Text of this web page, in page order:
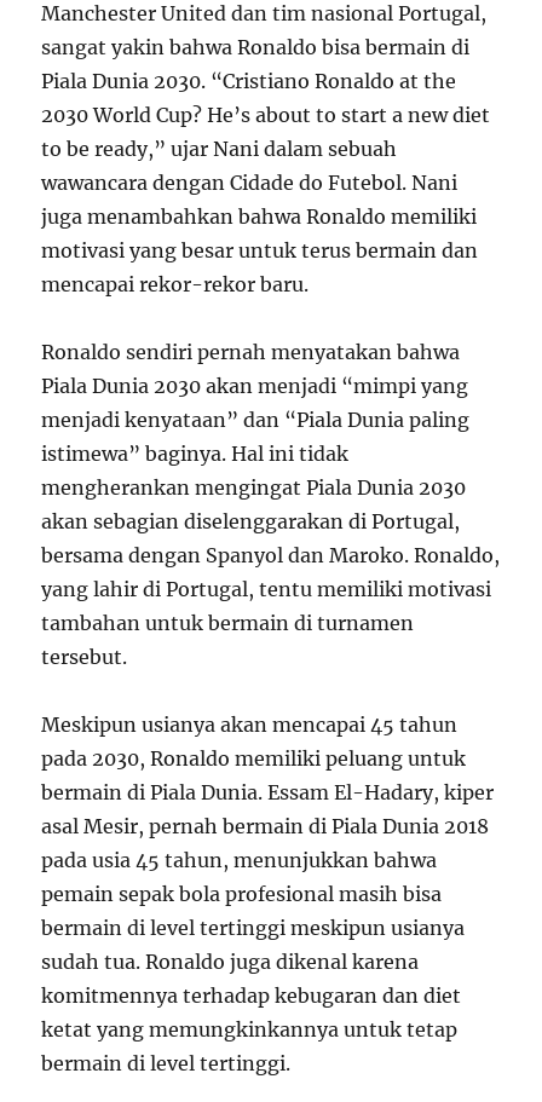
Manchester United dan tim nasional Portugal,
sangat yakin bahwa Ronaldo bisa bermain di
Piala Dunia 2030. “Cristiano Ronaldo at the
2030 World Cup? He’s about to start a new diet
to be ready,” ujar Nani dalam sebuah
wawancara dengan Cidade do Futebol. Nani
juga menambahkan bahwa Ronaldo memiliki
motivasi yang besar untuk terus bermain dan
mencapai rekor-rekor baru.
Ronaldo sendiri pernah menyatakan bahwa
Piala Dunia 2030 akan menjadi “mimpi yang
menjadi kenyataan” dan “Piala Dunia paling
istimewa” baginya. Hal ini tidak
mengherankan mengingat Piala Dunia 2030
akan sebagian diselenggarakan di Portugal,
bersama dengan Spanyol dan Maroko. Ronaldo,
yang lahir di Portugal, tentu memiliki motivasi
tambahan untuk bermain di turnamen
tersebut.
Meskipun usianya akan mencapai 45 tahun
pada 2030, Ronaldo memiliki peluang untuk
bermain di Piala Dunia. Essam El-Hadary, kiper
asal Mesir, pernah bermain di Piala Dunia 2018
pada usia 45 tahun, menunjukkan bahwa
pemain sepak bola profesional masih bisa
bermain di level tertinggi meskipun usianya
sudah tua. Ronaldo juga dikenal karena
komitmennya terhadap kebugaran dan diet
ketat yang memungkinkannya untuk tetap
bermain di level tertinggi.